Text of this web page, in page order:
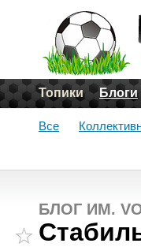
Топики Блоги
Все
БЛОГ ИМ.